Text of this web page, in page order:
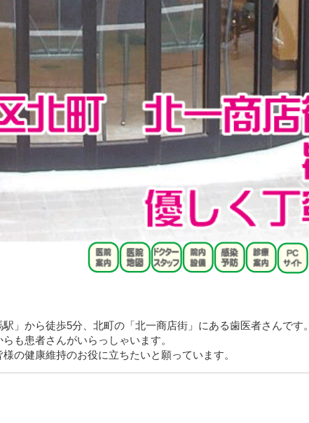
」から徒歩5分、北町の「北一商店街」にある歯医者さんです。
も患者さんがいらっしゃいます。
の健康維持のお役に立ちたいと願っています。